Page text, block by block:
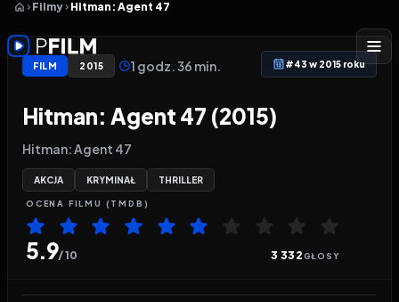
Filmy Hitman: Agent 47
FILM 2015 1 godz. 36 min. #43 w 2015 roku
Hitman: Agent 47 (2015)
Hitman: Agent 47
AKCJA KRYMINAŁ THRILLER
OCENA FILMU (TMDB)
5.9/ 10 3 332GŁOSY